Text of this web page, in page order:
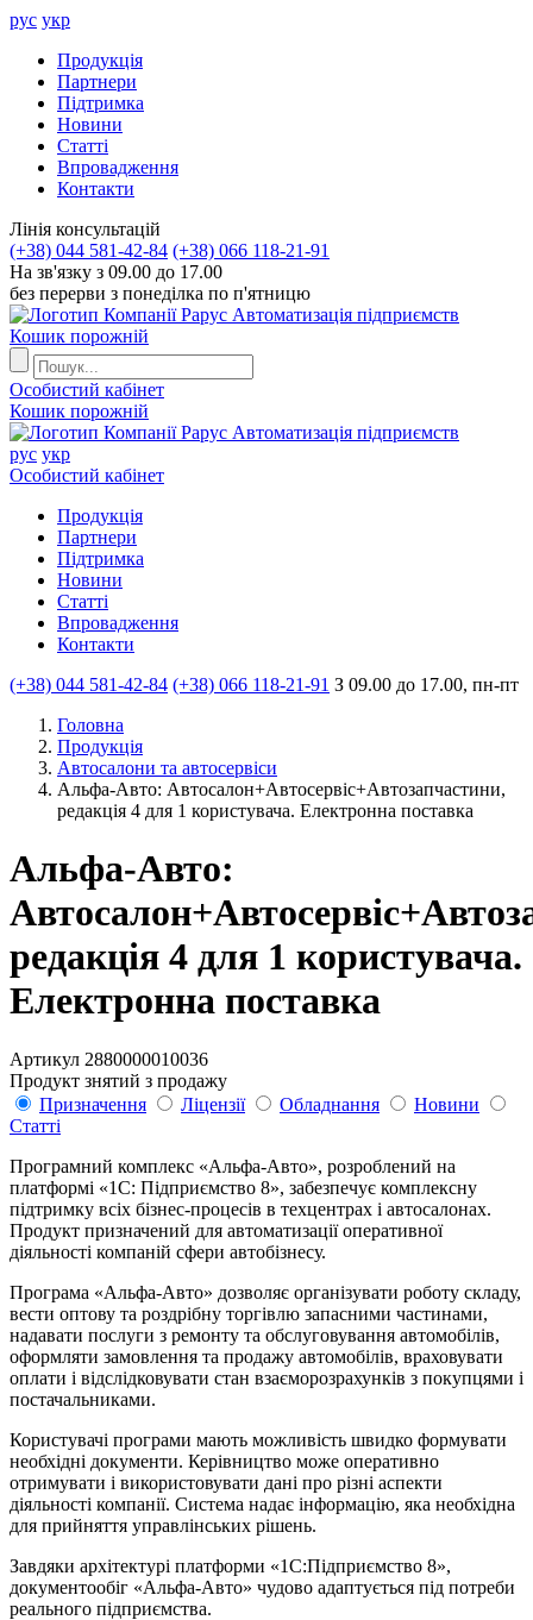
рус укр
Продукцiя
Партнери
Пiдтримка
Новини
Статті
Впровадження
Контакти
Лiнiя консультацiй
(+38) 044 581-42-84 (+38) 066 118-21-91
На зв'язку з 09.00 до 17.00
без перерви з понеділка по п'ятницю
Автоматизація підприємств
Кошик порожній
Особистий кабінет
Кошик порожній
Автоматизація підприємств
рус укр
Особистий кабінет
Продукцiя
Партнери
Пiдтримка
Новини
Статті
Впровадження
Контакти
(+38) 044 581-42-84 (+38) 066 118-21-91 З 09.00 до 17.00, пн-пт
Головна
Продукцiя
Автосалони та автосервіси
Альфа-Авто: Автосалон+Автосервіс+Автозапчастини,
редакція 4 для 1 користувача. Електронна поставка
Альфа-Авто:
редакція 4 для 1 користувача.
Електронна поставка
Артикул 2880000010036
Продукт знятий з продажу
Призначення
Ліцензії Обладнання
Новини
Статтi
Програмний комплекс «Альфа-Авто», розроблений на
платформі «1С: Підприємство 8», забезпечує комплексну
підтримку всіх бізнес-процесів в техцентрах і автосалонах.
Продукт призначений для автоматизації оперативної
діяльності компаній сфери автобізнесу.
Програма «Альфа-Авто» дозволяє організувати роботу складу,
вести оптову та роздрібну торгівлю запасними частинами,
надавати послуги з ремонту та обслуговування автомобілів,
оформляти замовлення та продажу автомобілів, враховувати
оплати і відслідковувати стан взаєморозрахунків з покупцями і
постачальниками.
Користувачі програми мають можливість швидко формувати
необхідні документи. Керівництво може оперативно
отримувати і використовувати дані про різні аспекти
діяльності компанії. Система надає інформацію, яка необхідна
для прийняття управлінських рішень.
Завдяки архітектурі платформи «1С:Підприємство 8»,
документообіг «Альфа-Авто» чудово адаптується під потреби
реального підприємства.